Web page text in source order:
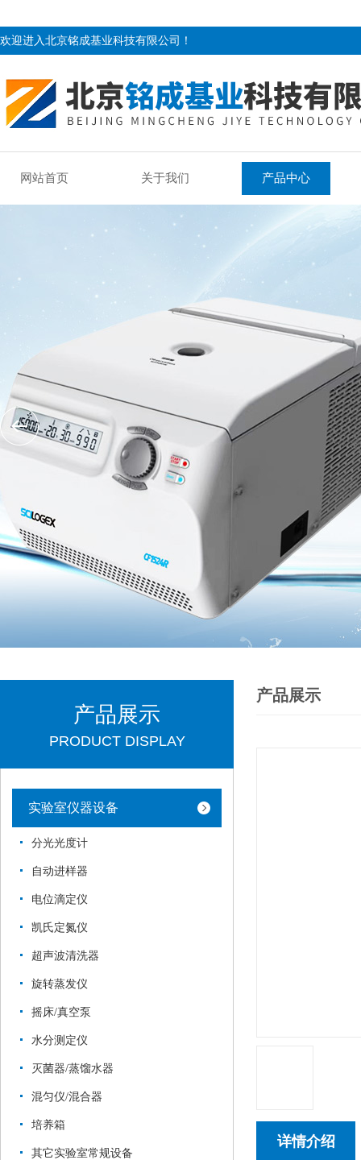
欢迎进入北京铭成基业科技有限公司！
网站首页 关于我们 产品中心
产品展示
PRODUCT DISPLAY
实验室仪器设备
分光光度计
自动进样器
电位滴定仪
凯氏定氮仪
超声波清洗器
旋转蒸发仪
摇床/真空泵
水分测定仪
灭菌器/蒸馏水器
混匀仪/混合器
培养箱
其它实验室常规设备
产品展示
详情介绍